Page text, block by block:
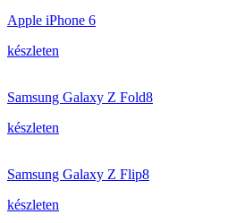
Apple iPhone 6
készleten
Samsung Galaxy Z Fold8
készleten
Samsung Galaxy Z Flip8
készleten